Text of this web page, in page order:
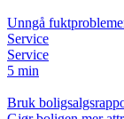
Unngå
Service
Service
5 min
Bruk